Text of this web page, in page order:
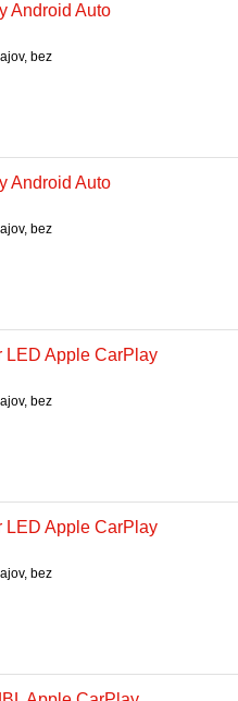
Android Auto
bez
Android Auto
bez
LED Apple CarPlay
bez
LED Apple CarPlay
bez